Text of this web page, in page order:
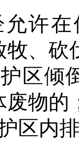
允许
牧、砍
区倾
废物的
区内